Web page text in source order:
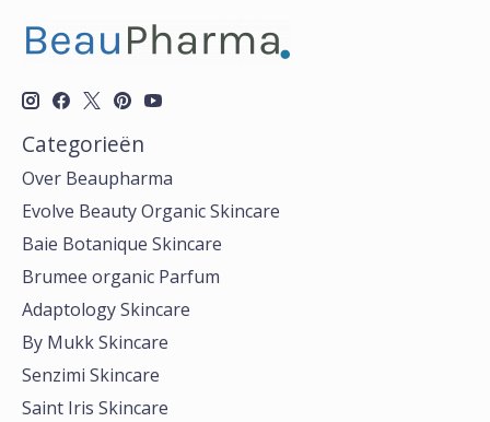
Categorieën
Over Beaupharma
Evolve Beauty Organic Skincare
Baie Botanique Skincare
Brumee organic Parfum
Adaptology Skincare
By Mukk Skincare
Senzimi Skincare
Saint Iris Skincare